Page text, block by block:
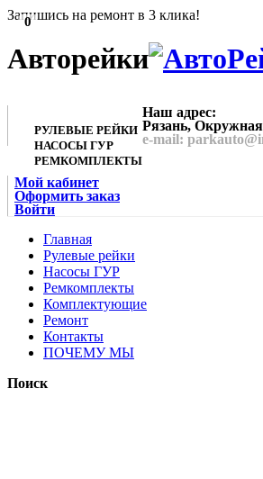
Запишись на ремонт в 3 клика!
Авторейки
РУЛЕВЫЕ РЕЙКИ
НАСОСЫ ГУР
РЕМКОМПЛЕКТЫ
Наш адрес:
Рязань, Окружная
e-mail:
Мой кабинет
Оформить заказ
Войти
0
Главная
Рулевые рейки
Насосы ГУР
Ремкомплекты
Комплектующие
Ремонт
Контакты
ПОЧЕМУ МЫ
Поиск